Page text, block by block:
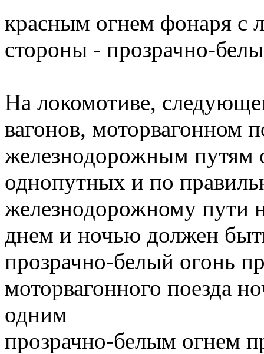
красным огнем фонаря с
стороны - прозрачно-
На локомотиве,
вагонов, моторвагонном
железнодорожным путям
однопутных и по
железнодорожному пути
днем и ночью должен
прозрачно-белый огонь
моторвагонного поезда
одним
прозрачно-белым огнем